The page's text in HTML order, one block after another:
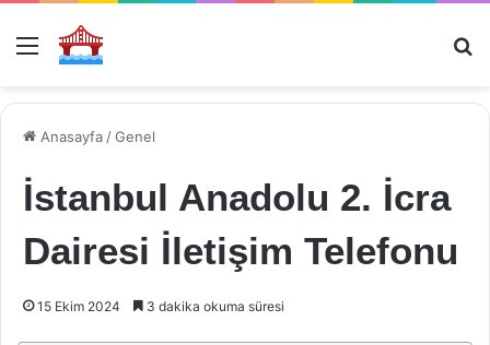
Menü
Anasayfa /Genel
İstanbul Anadolu 2. İcra
Dairesi İletişim Telefonu
15 Ekim 2024 3 dakika okuma süresi